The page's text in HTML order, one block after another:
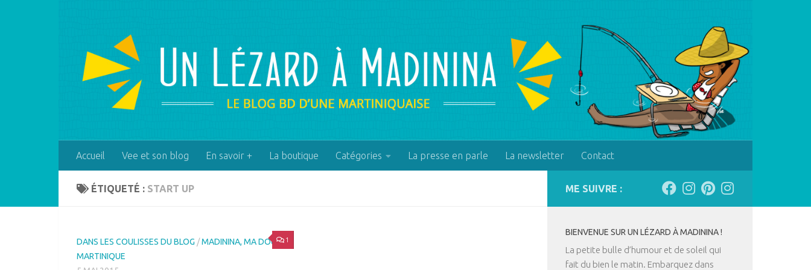
Accueil Vee et son blog En savoir + La boutique Catégories La presse en parle La newsletter Contact
ÉTIQUETÉ : START UP
1
DANS LES COULISSES DU BLOG /MADININA, MA DOUCE
MARTINIQUE
ME SUIVRE :
BIENVENUE SUR UN LÉZARD À MADININA !
La petite bulle d’humour et de soleil qui
fait du bien le matin. Embarquez dans